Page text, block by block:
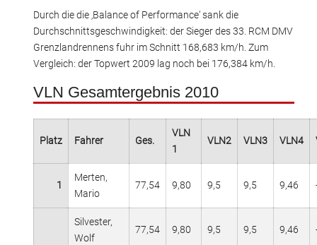
Durch die die ‚Balance of Performance‘ sank die
Durchschnittsgeschwindigkeit: der Sieger des 33. RCM DMV
Grenzlandrennens fuhr im Schnitt 168,683 km/h. Zum
Vergleich: der Topwert 2009 lag noch bei 176,384 km/h.
VLN Gesamtergebnis 2010
Platz Fahrer Ges.
VLN
1
VLN2 VLN3 VLN4
1
Merten,
Mario
77,54 9,80 9,5 9,5 9,46
Silvester,
Wolf
77,54 9,80 9,5 9,5 9,46